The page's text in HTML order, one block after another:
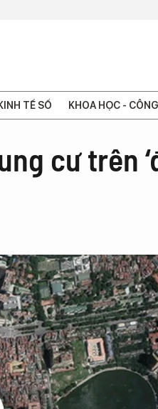
TẾ SỐ KHOA HỌC -
cư trên